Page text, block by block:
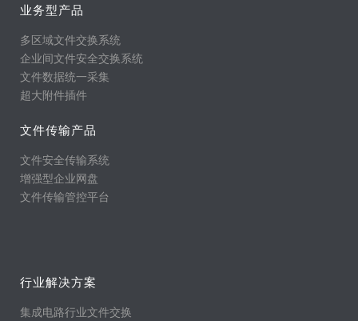
业务型产品
多区域文件交换系统
企业间文件安全交换系统
文件数据统一采集
超大附件插件
文件传输产品
文件安全传输系统
增强型企业网盘
文件传输管控平台
行业解决方案
集成电路行业文件交换